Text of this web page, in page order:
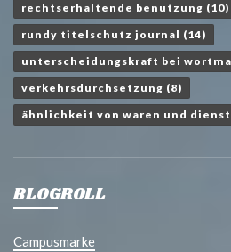
rechtserhaltende benutzung (10)
rundy titelschutz journal (14)
unterscheidungskraft bei
verkehrsdurchsetzung (8)
ähnlichkeit von waren und
BLOGROLL
Campusmarke